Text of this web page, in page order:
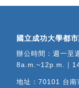
國立成功大學都
辦公時間：週一至
8a.m.~12p.m.｜
地址： 70101 台南